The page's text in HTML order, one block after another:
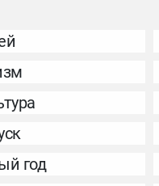
год